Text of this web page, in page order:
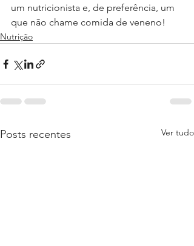
um nutricionista e, de preferência, um
que não chame comida de veneno!
Nutrição
Posts recentes Ver tudo